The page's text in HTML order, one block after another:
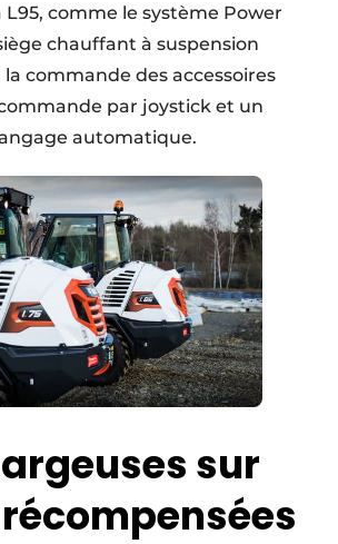
comme le système Power
chauffant à suspension
commande des accessoires
par joystick et un
automatique.
sur